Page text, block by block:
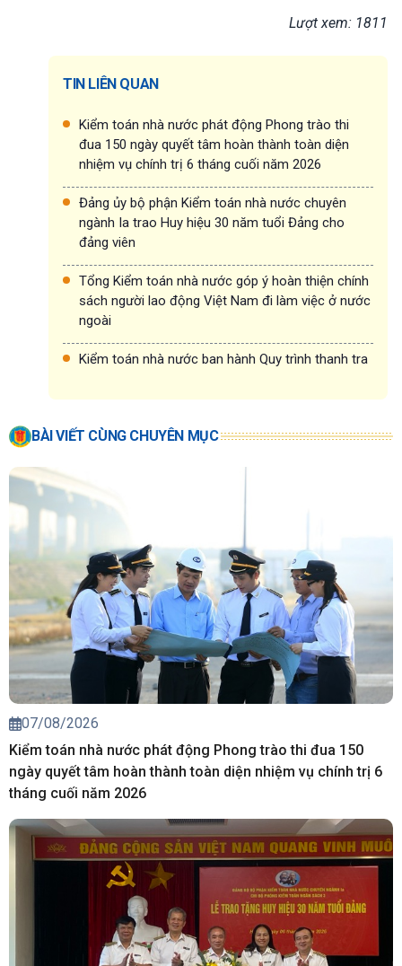
Lượt xem: 1811
TIN LIÊN QUAN
Kiểm toán nhà nước phát động Phong trào thi
đua 150 ngày quyết tâm hoàn thành toàn diện
nhiệm vụ chính trị 6 tháng cuối năm 2026
Đảng ủy bộ phận Kiểm toán nhà nước chuyên
ngành Ia trao Huy hiệu 30 năm tuổi Đảng cho
đảng viên
Tổng Kiểm toán nhà nước góp ý hoàn thiện chính
sách người lao động Việt Nam đi làm việc ở nước
ngoài
Kiểm toán nhà nước ban hành Quy trình thanh tra
BÀI VIẾT CÙNG CHUYÊN MỤC
07/08/2026
Kiểm toán nhà nước phát động Phong trào thi đua 150
ngày quyết tâm hoàn thành toàn diện nhiệm vụ chính trị 6
tháng cuối năm 2026